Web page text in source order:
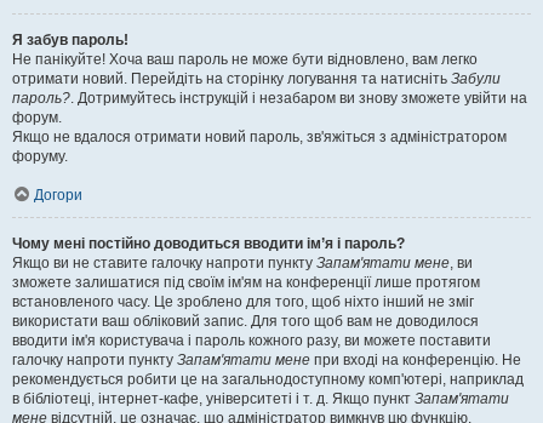
Я забув пароль!
Не панікуйте! Хоча ваш пароль не може бути відновлено, вам легко
отримати новий. Перейдіть на сторінку логування та натисніть Забули
пароль?. Дотримуйтесь інструкцій і незабаром ви знову зможете увійти на
форум.
Якщо не вдалося отримати новий пароль, зв'яжіться з адміністратором
форуму.
Догори
Чому мені постійно доводиться вводити ім’я і пароль?
Якщо ви не ставите галочку напроти пункту Запам'ятати мене, ви
зможете залишатися під своїм ім'ям на конференції лише протягом
встановленого часу. Це зроблено для того, щоб ніхто інший не зміг
використати ваш обліковий запис. Для того щоб вам не доводилося
вводити ім'я користувача і пароль кожного разу, ви можете поставити
галочку напроти пункту Запам'ятати мене при вході на конференцію. Не
рекомендується робити це на загальнодоступному комп'ютері, наприклад
в бібліотеці, інтернет-кафе, університеті і т. д. Якщо пункт Запам'ятати
мене відсутній, це означає, що адміністратор вимкнув цю функцію.